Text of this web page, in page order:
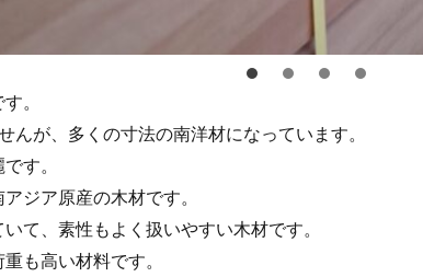
。
が、多くの寸法の南洋材になっています。
す。
ジア原産の木材です。
て、素性もよく扱いやすい木材です。
も高い材料です。